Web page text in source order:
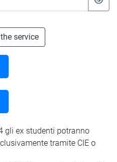
service
gli ex studenti potranno
tramite CIE o